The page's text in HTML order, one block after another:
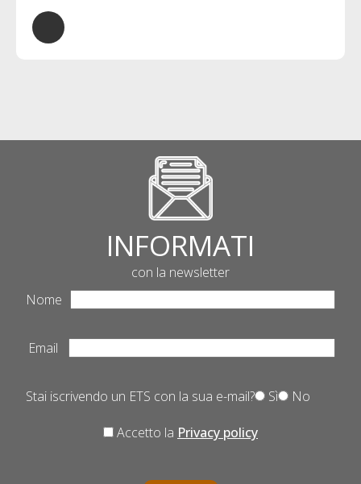
INFORMATI
con la newsletter
Nome
Email
Stai iscrivendo un ETS con la sua e-mail? Sì No
Accetto la Privacy policy